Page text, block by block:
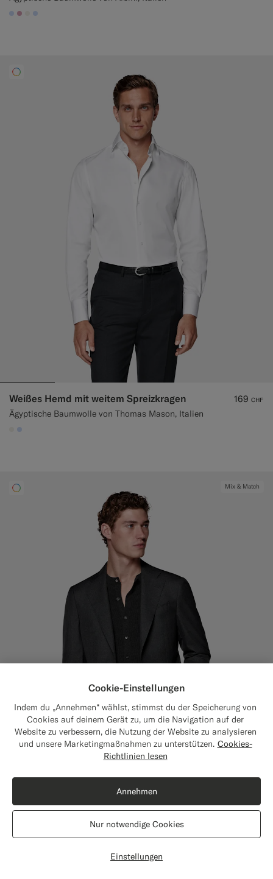
#CCDCF9
#DAA1B6
#F1EFE8
#CCDCF9
Weißes Hemd mit weitem Spreizkragen
Ägyptische Baumwolle von Thomas Mason, Italien
169 CHF
#F1EFE8
#CCDCF9
Mix & Match
Havana Perennial Anzug dunkelgrau Tailored Fit 438
Close
Versand nach Die Vereinigten Staaten?
relevante Produkte und Inhalte zu sehen.
Die Vereinigten Staaten(USD)
Standort wechseln
Cookie-Einstellungen
Indem du „Annehmen“ wählst, stimmst du der Speicherung von
Cookies auf deinem Gerät zu, um die Navigation auf der
Website zu verbessern, die Nutzung der Website zu analysieren
und unsere Marketingmaßnahmen zu unterstützen. Cookies-
Richtlinien lesen
Einstellungen
Nur notwendige Cookies
Annehmen